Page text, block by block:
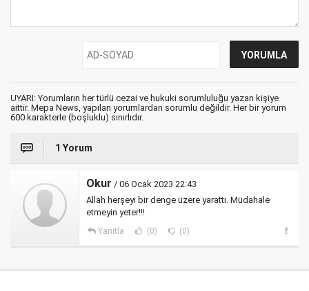
UYARI: Yorumların her türlü cezai ve hukuki sorumluluğu yazan kişiye
aittir. Mepa News, yapılan yorumlardan sorumlu değildir. Her bir yorum
600 karakterle (boşluklu) sınırlıdır.
1 Yorum
Okur / 06 Ocak 2023 22:43
Allah herşeyi bir denge üzere yarattı. Müdahale
etmeyin yeter!!!
Yanıtla (0) (0)